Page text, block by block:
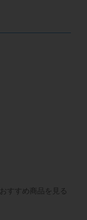
すすめ商品を見る